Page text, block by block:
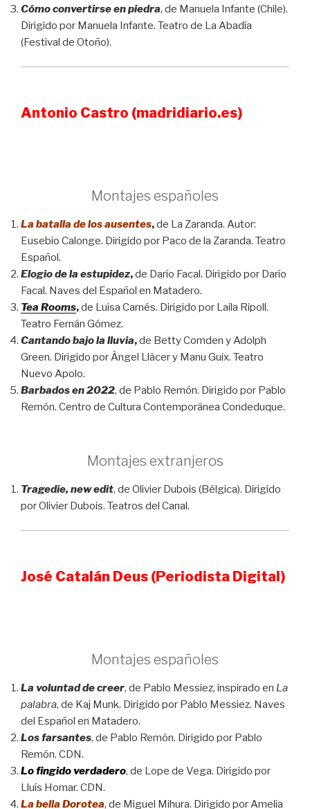
Cómo convertirse en piedra, de Manuela Infante (Chile).
Dirigido por Manuela Infante. Teatro de La Abadía
(Festival de Otoño).
Antonio Castro (madridiario.es)
Montajes españoles
La batalla de los ausentes,de La Zaranda. Autor:
Eusebio Calonge. Dirigido por Paco de la Zaranda. Teatro
Español.
Elogio de la estupidez,de Darío Facal. Dirigido por Darío
Facal. Naves del Español en Matadero.
Tea Rooms,de Luisa Carnés. Dirigido por Laila Ripoll.
Teatro Fernán Gómez.
Cantando bajo la lluvia,de Betty Comden y Adolph
Green. Dirigido por Àngel Llàcer y Manu Guix. Teatro
Nuevo Apolo.
Barbados en 2022, de Pablo Remón. Dirigido por Pablo
Remón. Centro de Cultura Contemporánea Condeduque.
Montajes extranjeros
Tragedie, new edit, de Olivier Dubois (Bélgica). Dirigido
por Olivier Dubois. Teatros del Canal.
José Catalán Deus (Periodista Digital)
Montajes españoles
La voluntad de creer, de Pablo Messiez, inspirado en La
palabra, de Kaj Munk. Dirigido por Pablo Messiez. Naves
del Español en Matadero.
Los farsantes, de Pablo Remón. Dirigido por Pablo
Remón. CDN.
Lo fingido verdadero, de Lope de Vega. Dirigido por
Lluís Homar. CDN.
La bella Dorotea, de Miguel Mihura. Dirigido por Amelia